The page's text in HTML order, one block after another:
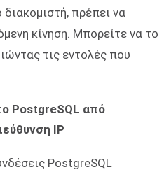
πρέπει να
κίνηση. Μπορείτε να το
τις εντολές που
PostgreSQL από
IP
PostgreSQL